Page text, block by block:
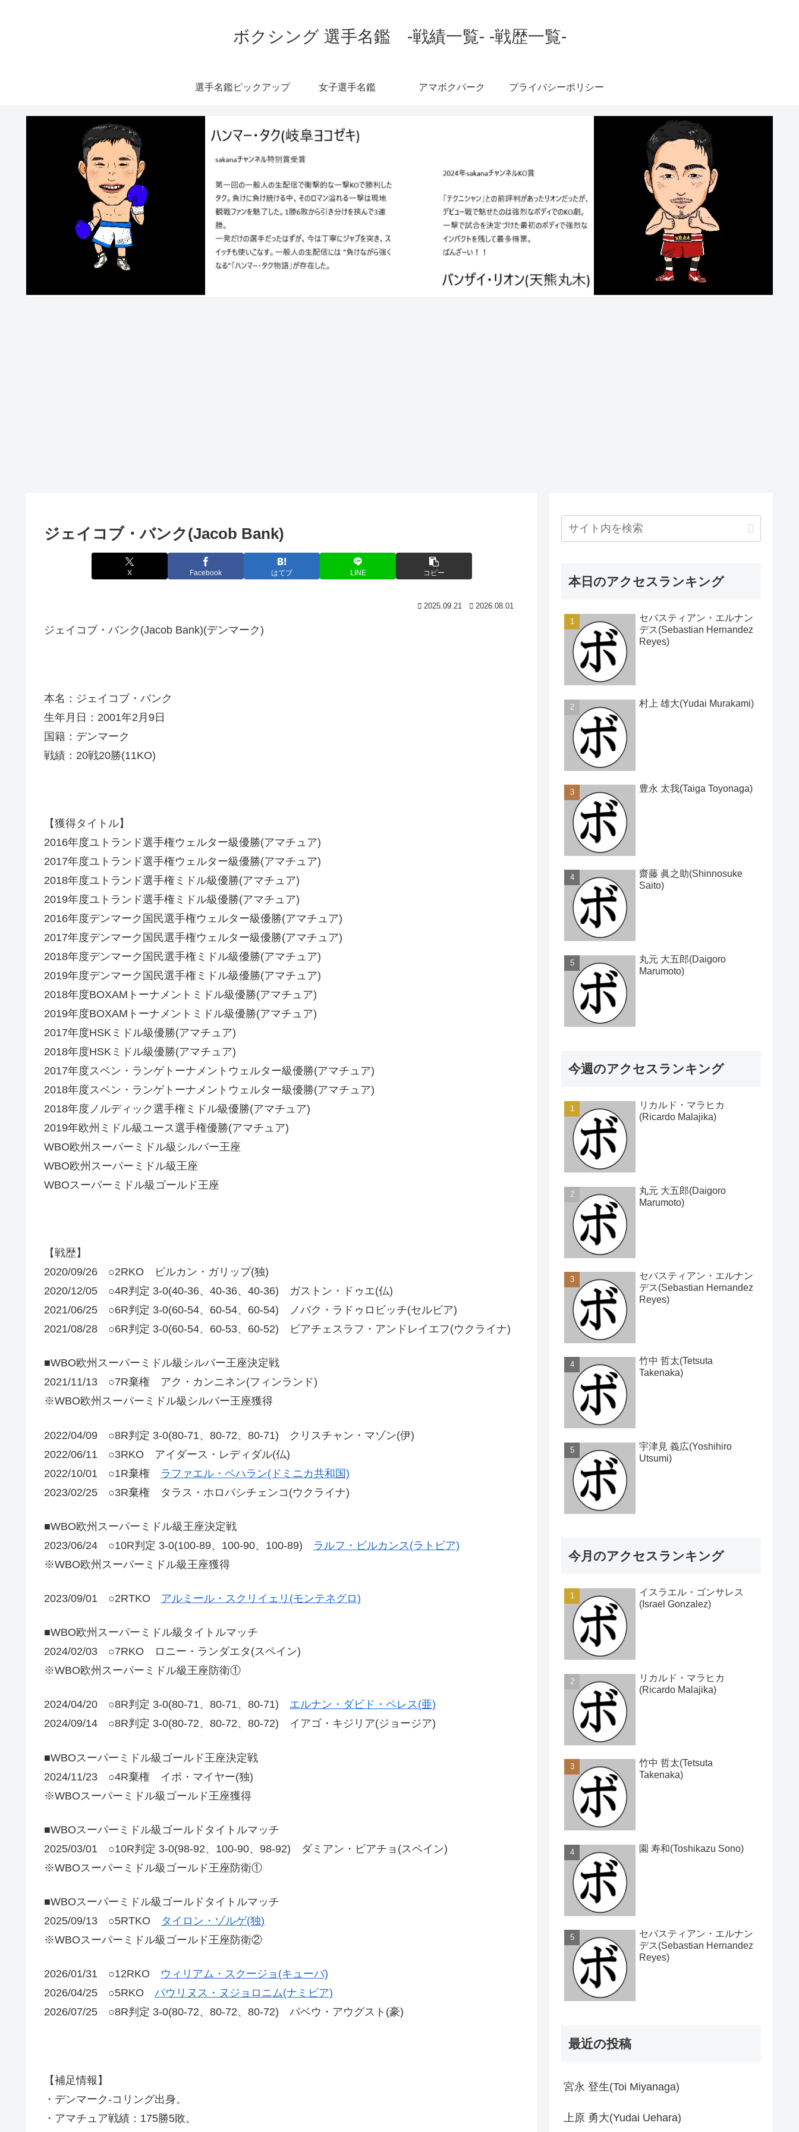
ボクシング 選手名鑑 -戦績一覧- -戦歴一覧-
選手名鑑ピックアップ 女子選手名鑑 アマボクパーク プライバシーポリシー
ジェイコブ・バンク(Jacob Bank)
X Facebook はてブ LINE コピー
2025.09.21 2026.08.01
ジェイコブ・バンク(Jacob Bank)(デンマーク)
本名：ジェイコブ・バンク
生年月日：2001年2月9日
国籍：デンマーク
戦績：20戦20勝(11KO)
【獲得タイトル】
2016年度ユトランド選手権ウェルター級優勝(アマチュア)
2017年度ユトランド選手権ウェルター級優勝(アマチュア)
2018年度ユトランド選手権ミドル級優勝(アマチュア)
2019年度ユトランド選手権ミドル級優勝(アマチュア)
2016年度デンマーク国民選手権ウェルター級優勝(アマチュア)
2017年度デンマーク国民選手権ウェルター級優勝(アマチュア)
2018年度デンマーク国民選手権ミドル級優勝(アマチュア)
2019年度デンマーク国民選手権ミドル級優勝(アマチュア)
2018年度BOXAMトーナメントミドル級優勝(アマチュア)
2019年度BOXAMトーナメントミドル級優勝(アマチュア)
2017年度HSKミドル級優勝(アマチュア)
2018年度HSKミドル級優勝(アマチュア)
2017年度スベン・ランゲトーナメントウェルター級優勝(アマチュア)
2018年度スベン・ランゲトーナメントウェルター級優勝(アマチュア)
2018年度ノルディック選手権ミドル級優勝(アマチュア)
2019年欧州ミドル級ユース選手権優勝(アマチュア)
WBO欧州スーパーミドル級シルバー王座
WBO欧州スーパーミドル級王座
WBOスーパーミドル級ゴールド王座
【戦歴】
2020/09/26 ○2RKO ビルカン・ガリップ(独)
2020/12/05 ○4R判定 3-0(40-36、40-36、40-36) ガストン・ドゥエ(仏)
2021/06/25 ○6R判定 3-0(60-54、60-54、60-54) ノバク・ラドゥロビッチ(セルビア)
2021/08/28 ○6R判定 3-0(60-54、60-53、60-52) ビアチェスラフ・アンドレイエフ(ウクライナ)
■WBO欧州スーパーミドル級シルバー王座決定戦
2021/11/13 ○7R棄権 アク・カンニネン(フィンランド)
※WBO欧州スーパーミドル級シルバー王座獲得
2022/04/09 ○8R判定 3-0(80-71、80-72、80-71) クリスチャン・マゾン(伊)
2022/06/11 ○3RKO アイダース・レディダル(仏)
2022/10/01 ○1R棄権 ラファエル・ベハラン(ドミニカ共和国)
2023/02/25 ○3R棄権 タラス・ホロバシチェンコ(ウクライナ)
■WBO欧州スーパーミドル級王座決定戦
2023/06/24 ○10R判定 3-0(100-89、100-90、100-89) ラルフ・ビルカンス(ラトビア)
※WBO欧州スーパーミドル級王座獲得
2023/09/01 ○2RTKO アルミール・スクリイェリ(モンテネグロ)
■WBO欧州スーパーミドル級タイトルマッチ
2024/02/03 ○7RKO ロニー・ランダエタ(スペイン)
※WBO欧州スーパーミドル級王座防衛①
2024/04/20 ○8R判定 3-0(80-71、80-71、80-71) エルナン・ダビド・ペレス(亜)
2024/09/14 ○8R判定 3-0(80-72、80-72、80-72) イアゴ・キジリア(ジョージア)
■WBOスーパーミドル級ゴールド王座決定戦
2024/11/23 ○4R棄権 イボ・マイヤー(独)
※WBOスーパーミドル級ゴールド王座獲得
■WBOスーパーミドル級ゴールドタイトルマッチ
2025/03/01 ○10R判定 3-0(98-92、100-90、98-92) ダミアン・ビアチョ(スペイン)
※WBOスーパーミドル級ゴールド王座防衛①
■WBOスーパーミドル級ゴールドタイトルマッチ
2025/09/13 ○5RTKO タイロン・ゾルゲ(独)
※WBOスーパーミドル級ゴールド王座防衛②
2026/01/31 ○12RKO ウィリアム・スクージョ(キューバ)
2026/04/25 ○5RKO パウリヌス・ヌジョロニム(ナミビア)
2026/07/25 ○8R判定 3-0(80-72、80-72、80-72) パベウ・アウグスト(豪)
【補足情報】
・デンマーク-コリング出身。
・アマチュア戦績：175勝5敗。
本日のアクセスランキング
セバスティアン・エルナン
デス(Sebastian Hernandez
Reyes)
村上 雄大(Yudai Murakami)
豊永 太我(Taiga Toyonaga)
齋藤 眞之助(Shinnosuke
Saito)
丸元 大五郎(Daigoro
Marumoto)
今週のアクセスランキング
リカルド・マラヒカ
(Ricardo Malajika)
丸元 大五郎(Daigoro
Marumoto)
セバスティアン・エルナン
デス(Sebastian Hernandez
Reyes)
竹中 哲太(Tetsuta
Takenaka)
宇津見 義広(Yoshihiro
Utsumi)
今月のアクセスランキング
イスラエル・ゴンサレス
(Israel Gonzalez)
リカルド・マラヒカ
(Ricardo Malajika)
竹中 哲太(Tetsuta
Takenaka)
園 寿和(Toshikazu Sono)
セバスティアン・エルナン
デス(Sebastian Hernandez
Reyes)
最近の投稿
宮永 登生(Toi Miyanaga)
上原 勇大(Yudai Uehara)